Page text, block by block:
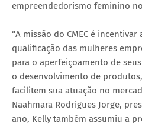
empreendedorismo feminino
“A missão do CMEC é incentivar
qualificação das mulheres
para o aperfeiçoamento de
o desenvolvimento de
facilitem sua atuação no
Naahmara Rodrigues Jorge,
ano, Kelly também assumiu a